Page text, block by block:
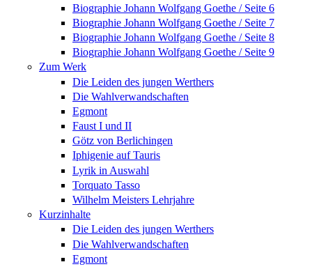
Biographie Johann Wolfgang Goethe / Seite 6
Biographie Johann Wolfgang Goethe / Seite 7
Biographie Johann Wolfgang Goethe / Seite 8
Biographie Johann Wolfgang Goethe / Seite 9
Zum Werk
Die Leiden des jungen Werthers
Die Wahlverwandschaften
Egmont
Faust I und II
Götz von Berlichingen
Iphigenie auf Tauris
Lyrik in Auswahl
Torquato Tasso
Wilhelm Meisters Lehrjahre
Kurzinhalte
Die Leiden des jungen Werthers
Die Wahlverwandschaften
Egmont